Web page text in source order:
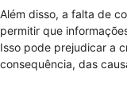
Além disso, a falta de
permitir que
Isso pode prejudicar a
consequência, das